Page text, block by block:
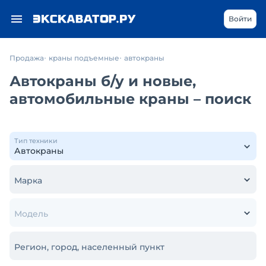
Войти
Продажа краны подъемные автокраны
Автокраны б/у и новые,
автомобильные краны – поиск
Тип техники
Марка
Модель
Регион, город, населенный пункт